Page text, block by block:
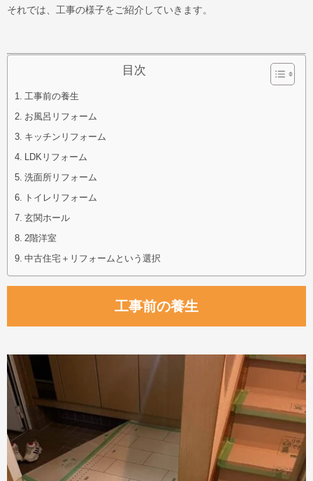
それでは、工事の様子をご紹介していきます。
目次
工事前の養生
お風呂リフォーム
キッチンリフォーム
LDKリフォーム
洗面所リフォーム
トイレリフォーム
玄関ホール
2階洋室
中古住宅＋リフォームという選択
工事前の養生